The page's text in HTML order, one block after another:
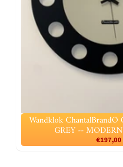
Wandklok
GREY --
€197,00